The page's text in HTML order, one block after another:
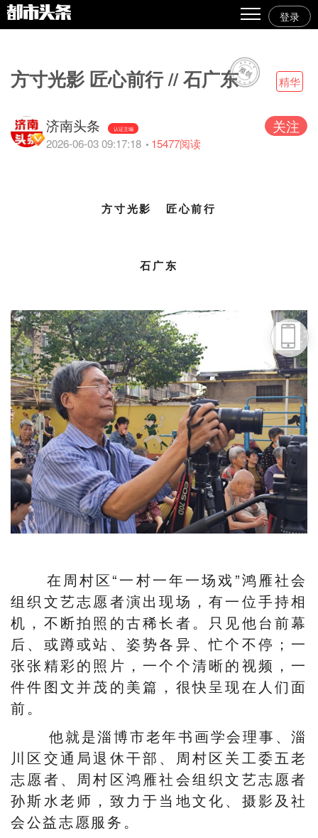
登录
原创
专题
传播榜
头条号
下载APP
方寸光影 匠心前行 // 石广东 精华
济南头条 认证主编
2026-06-03 09:17:18 15477阅读
关注
方寸光影 匠心前行
石广东
在周村区“一村一年一场戏”鸿雁社会
组织文艺志愿者演出现场，有一位手持相
机，不断拍照的古稀长者。只见他台前幕
后、或蹲或站、姿势各异、忙个不停；一
张张精彩的照片，一个个清晰的视频，一
件件图文并茂的美篇，很快呈现在人们面
前。
他就是淄博市老年书画学会理事、淄
川区交通局退休干部、周村区关工委五老
志愿者、周村区鸿雁社会组织文艺志愿者
孙斯水老师，致力于当地文化、摄影及社
会公益志愿服务。